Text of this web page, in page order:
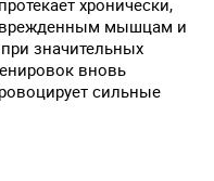
мышцам и
значительных
вновь
сильные